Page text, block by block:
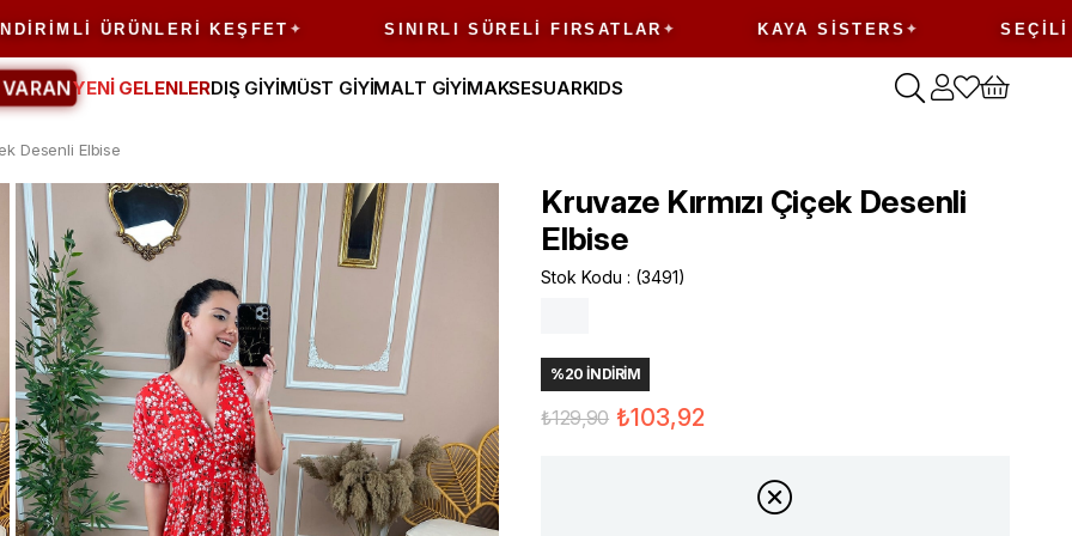
ÜRÜNLERI KEŞFET SINIRLI SÜRELI FIRSATLAR KAYA SISTERS SEÇILI
VARANYENİ GELENLERDIŞ GİYİMÜST GİYİMALT GİYİMAKSESUARKIDS
Desenli Elbise
Kruvaze Kırmızı Çiçek Desenli
Elbise
Stok Kodu (3491)
%20 İNDIRIM
₺129,90 ₺103,92